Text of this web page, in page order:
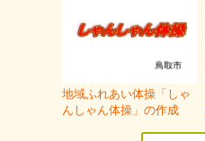
地域ふれあい体操「しゃ
んしゃん体操」の作成